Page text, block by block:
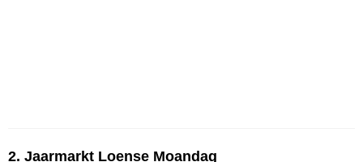
2. Jaarmarkt Loense Moandag